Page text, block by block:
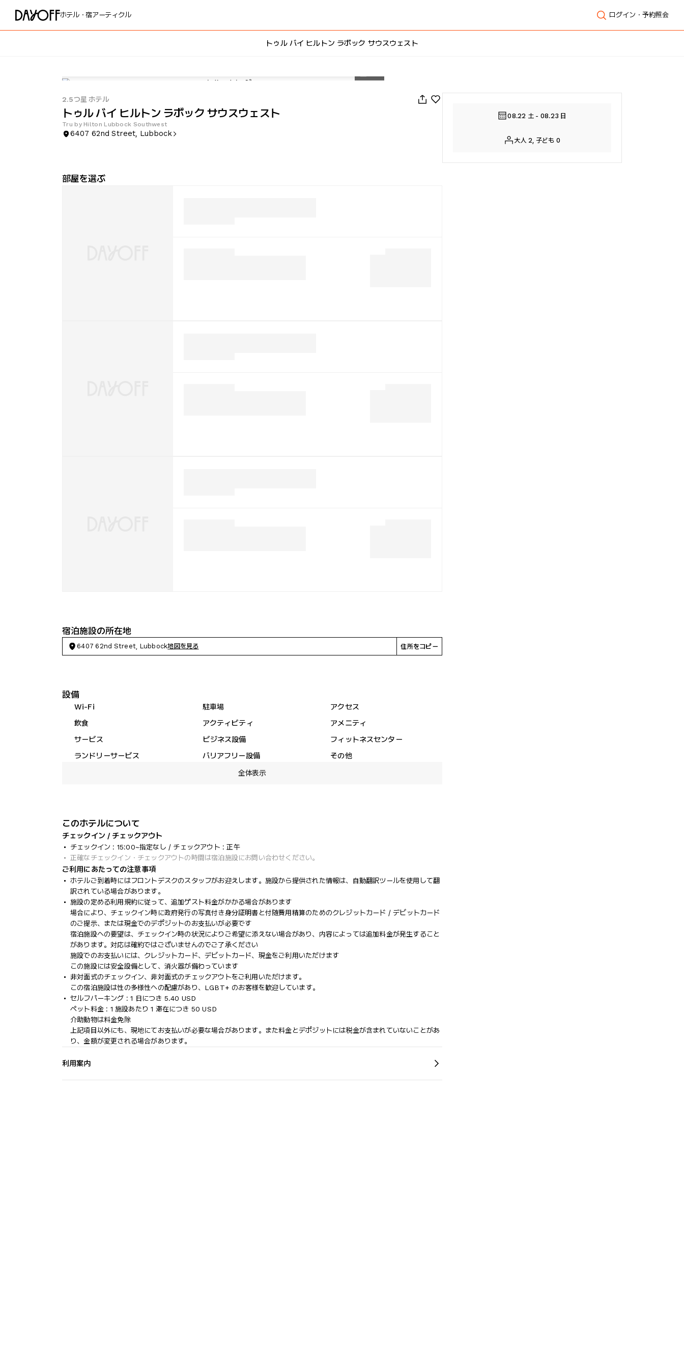
ホテル・宿アーティクル ログイン・予約照会
トゥル バイ ヒルトン ラボック サウスウェスト
2.5つ星 ホテル
トゥル バイ ヒルトン ラボック サウスウェスト
Tru by Hilton Lubbock Southwest
6407 62nd Street, Lubbock
部屋を選ぶ
宿泊施設の所在地
6407 62nd Street, Lubbock地図を見る 住所をコピー
設備
Wi-Fi 駐車場
アクセス
飲食
アクティビティ
アメニティ
サービス
ビジネス設備
フィットネスセンター
ランドリーサービス
バリアフリー設備
その他
全体表示
このホテルについて
チェックイン / チェックアウト
チェックイン : 15:00~指定なし / チェックアウト : 正午
正確なチェックイン・チェックアウトの時間は宿泊施設にお問い合わせください。
ご利用にあたっての注意事項
ホテルご到着時にはフロントデスクのスタッフがお迎えします。施設から提供された情報は、自動翻訳ツールを使用して翻
訳されている場合があります。
施設の定める利用規約に従って、追加ゲスト料金がかかる場合があります
場合により、チェックイン時に政府発行の写真付き身分証明書と付随費用精算のためのクレジットカード / デビットカード
のご提示、または現金でのデポジットのお支払いが必要です
宿泊施設への要望は、チェックイン時の状況によりご希望に添えない場合があり、内容によっては追加料金が発生すること
があります。対応は確約ではございませんのでご了承ください
施設でのお支払いには、クレジットカード、デビットカード、現金をご利用いただけます
この施設には安全設備として、消火器が備わっています
非対面式のチェックイン、非対面式のチェックアウトをご利用いただけます。
この宿泊施設は性の多様性への配慮があり、LGBT+ のお客様を歓迎しています。
セルフパーキング : 1 日につき 5.40 USD
ペット料金 : 1 施設あたり 1 滞在につき 50 USD
介助動物は料金免除
上記項目以外にも、現地にてお支払いが必要な場合があります。また料金とデポジットには税金が含まれていないことがあ
り、金額が変更される場合があります。
利用案内
08.22 土 - 08.23 日
大人 2, 子ども 0